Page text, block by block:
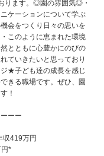
ります。◎園の雰囲気◎・
ケーションについて学ぶ
会をつくり日々の思いを
このように恵まれた環境
とともに心豊かにのびの
ていきたいと思っており
★子ども達の成長を感じ
きる職場です。ぜひ、園
！
ーー
419万円
*